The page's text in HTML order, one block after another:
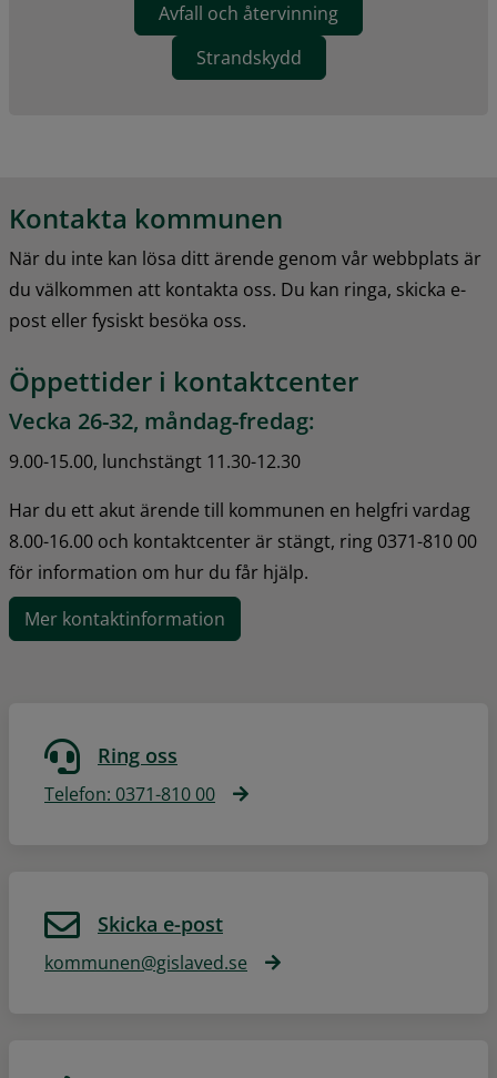
Avfall och återvinning
Strandskydd
Kontakta kommunen
När du inte kan lösa ditt ärende genom vår webbplats är
du välkommen att kontakta oss. Du kan ringa, skicka e-
post eller fysiskt besöka oss.
Öppettider i kontaktcenter
Vecka 26-32, måndag-fredag:
9.00-15.00, lunchstängt 11.30-12.30
Har du ett akut ärende till kommunen en helgfri vardag
8.00-16.00 och kontaktcenter är stängt, ring 0371-810 00
för information om hur du får hjälp.
Mer kontaktinformation
Ring oss
Telefon: 0371-810 00
Skicka e-post
kommunen@gislaved.se